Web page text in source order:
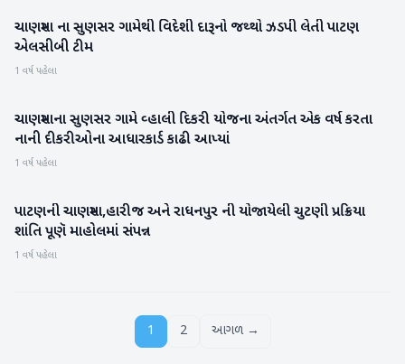
પાટણ
ચાણસ્મા ના સુણસર ગામેથી વિદેશી દારૂનો જથ્થો ઝડપી લેતી પાટણ
એલસીબી ટીમ
1 વર્ષ પહેલા
પાટણ
ચાણસ્માના સુણસર ગામે વ્હાલી દિકરી યોજના અંતર્ગત એક વર્ષ કરતા
નાની દીકરીઓના આધારકાર્ડ કાઢી આપ્યાં
1 વર્ષ પહેલા
પાટણ
પાટણની ચાણસ્મા,હારીજ અને રાધનપુર ની યોજાયેલી ચુટણી પ્રક્રિયા
શાંતિ પૂણૅ માહોલમાં સંપન્ન
1 વર્ષ પહેલા
1 2 આગળ →